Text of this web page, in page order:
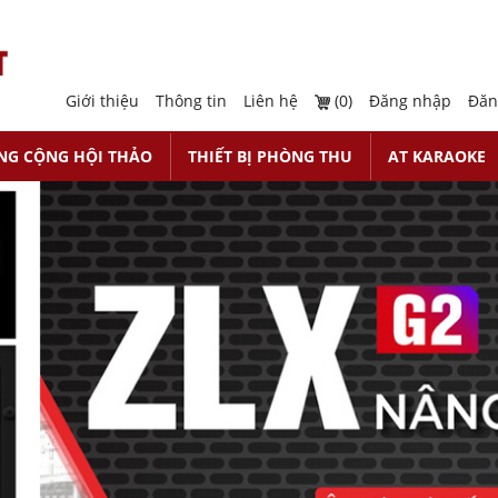
Giới thiệu Thông tin Liên hệ (0) Đăng nhập
CỘNG HỘI THẢO THIẾT BỊ PHÒNG THU AT KARAOKE